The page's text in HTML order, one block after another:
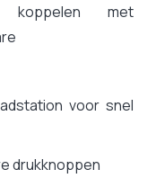
met
voor snel
drukknoppen